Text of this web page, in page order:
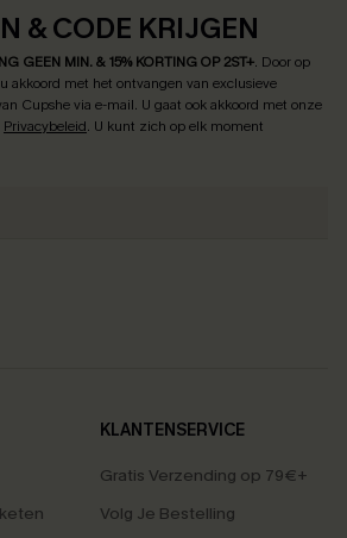
& CODE KRIJGEN
GEEN MIN. & 15% KORTING OP 2ST+. Door op
akkoord met het ontvangen van exclusieve
Cupshe via e-mail. U gaat ook akkoord met onze
Privacybeleid. U kunt zich op elk moment
KLANTENSERVICE
Gratis Verzending op 79€+
Volg Je Bestelling